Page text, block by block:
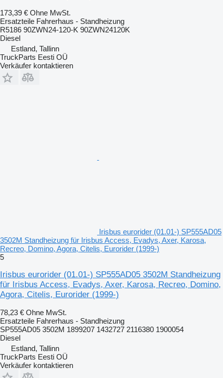
173,39 € Ohne MwSt.
Ersatzteile Fahrerhaus - Standheizung
R5186 90ZWN24-120-K 90ZWN24120K
Diesel
Estland, Tallinn
TruckParts Eesti OÜ
Verkäufer kontaktieren
Irisbus eurorider (01.01-) SP555AD05
3502M Standheizung für Irisbus Access, Evadys, Axer, Karosa,
Recreo, Domino, Agora, Citelis, Eurorider (1999-)
5
Irisbus eurorider (01.01-) SP555AD05 3502M Standheizung
für Irisbus Access, Evadys, Axer, Karosa, Recreo, Domino,
Agora, Citelis, Eurorider (1999-)
78,23 € Ohne MwSt.
Ersatzteile Fahrerhaus - Standheizung
SP555AD05 3502M 1899207 1432727 2116380 1900054
Diesel
Estland, Tallinn
TruckParts Eesti OÜ
Verkäufer kontaktieren